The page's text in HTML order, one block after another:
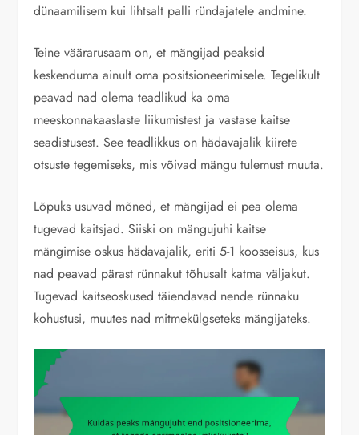
dünaamilisem kui lihtsalt palli ründajatele andmine.
Teine väärarusaam on, et mängijad peaksid
keskenduma ainult oma positsioneerimisele. Tegelikult
peavad nad olema teadlikud ka oma
meeskonnakaaslaste liikumistest ja vastase kaitse
seadistusest. See teadlikkus on hädavajalik kiirete
otsuste tegemiseks, mis võivad mängu tulemust muuta.
Lõpuks usuvad mõned, et mängijad ei pea olema
tugevad kaitsjad. Siiski on mängujuhi kaitse
mängimise oskus hädavajalik, eriti 5-1 koosseisus, kus
nad peavad pärast rünnakut tõhusalt katma väljakut.
Tugevad kaitseoskused täiendavad nende rünnaku
kohustusi, muutes nad mitmekülgseteks mängijateks.